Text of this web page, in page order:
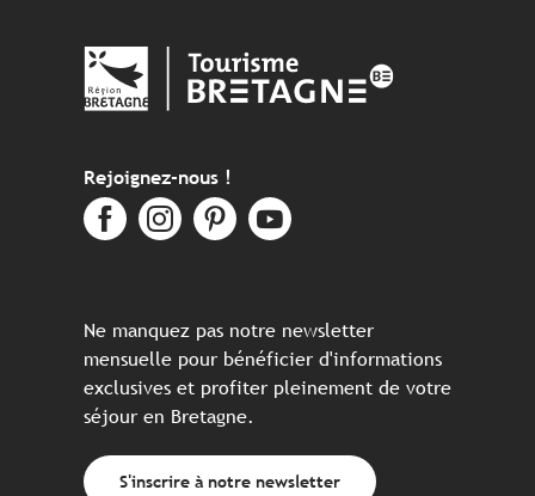
Rejoignez-nous !
Ne manquez pas notre newsletter
mensuelle pour bénéficier d'informations
exclusives et profiter pleinement de votre
séjour en Bretagne.
S'inscrire à notre newsletter